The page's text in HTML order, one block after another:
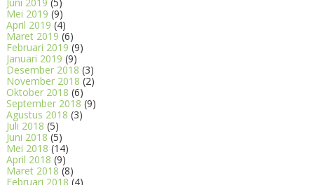
Mei 2019 (9)
April 2019 (4)
Maret 2019 (6)
Februari 2019 (9)
Januari 2019 (9)
Desember 2018 (3)
November 2018 (2)
Oktober 2018 (6)
September 2018 (9)
Agustus 2018 (3)
Juli 2018 (5)
Juni 2018 (5)
Mei 2018 (14)
April 2018 (9)
Maret 2018 (8)
Februari 2018 (4)